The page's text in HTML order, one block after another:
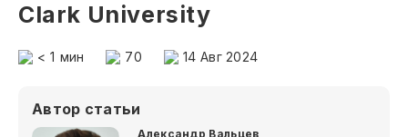
Clark University
< 1 мин 70 14 Авг 2024
Автор статьи
Александр Вальцев